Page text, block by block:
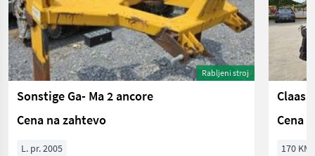
Rabljeni stroj
Sonstige Ga- Ma 2 ancore
Cena na zahtevo
L. pr. 2005
Claas
Cena
170